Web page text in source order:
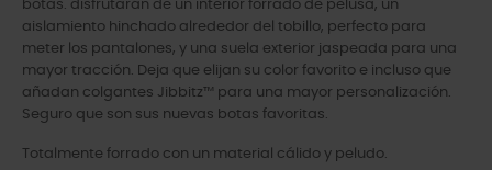
botas. disfrutarán de un interior forrado de pelusa, un
aislamiento hinchado alrededor del tobillo, perfecto para
meter los pantalones, y una suela exterior jaspeada para una
mayor tracción. Deja que elijan su color favorito e incluso que
añadan colgantes Jibbitz™ para una mayor personalización.
Seguro que son sus nuevas botas favoritas.
Totalmente forrado con un material cálido y peludo.